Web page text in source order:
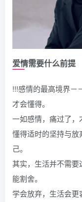
爱情需要什么前提
!!!感情的最高境界－
才会懂得。
一如感情，痛过了
懂得适时的坚持与放
己。
其实，生活并不需
能割舍。
学会放弃，生活会更